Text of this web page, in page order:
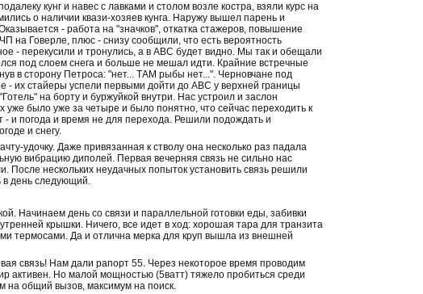
кунг и навес с лавками и столом возле костра, взяли курс на
о наличии квази-хозяев кунга. Наружу вышел парень и
- работа на "значков", откатка стажеров, повышение
на Говерле, плюс - снизу сообщили, что есть вероятность
- перекусили и тронулись, а в АВС будет видно. Мы так и обещали
под слоем снега и больше не мешал идти. Крайние встречные
в сторону Петроса: "нет... ТАМ рыбы нет...". Черновчане под
- их стайеры успели первыми дойти до АВС у верхней границы
на борту и буржуйкой внутри. Нас устроил и заслон
уже было уже за четыре и было понятно, что сейчас переходить к
и погода и время не для перехода. Решили подождать и
и снегу.
удочку. Даже привязанная к стволу она несколько раз падала
вибрацию диполей. Первая вечерняя связь не сильно нас
нескольких неудачных попыток установить связь решили
в день следующий.
Начинаем день со связи и параллельной готовки еды, забивки
крышки. Ничего, все идет в ход: хорошая тара для транзита
термосами. Да и отлична мерка для круп вышла из внешней
связь! Нам дали рапорт 55. Через некоторое время проводим
активен. Но малой мощностью (5ватт) тяжело пробиться среди
на общий вызов, максимум на поиск.